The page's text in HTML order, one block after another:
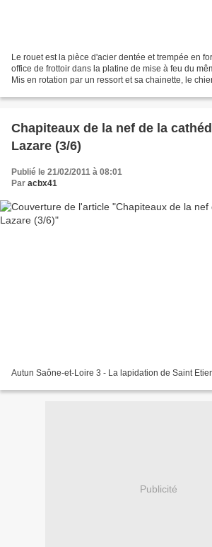
Le rouet est la pièce d'acier dentée et trempée en
office de frottoir dans la platine de mise à feu du
Mis en rotation par un ressort et sa chainette, le
Chapiteaux de la nef de la
Lazare (3/6)
Publié le 21/02/2011 à 08:01
Par acbx41
Autun Saône-et-Loire 3 - La lapidation de Saint
Publicité